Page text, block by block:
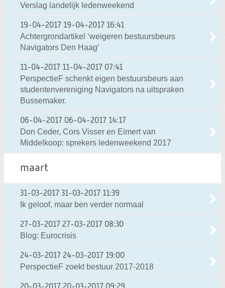
Verslag landelijk ledenweekend
19-04-2017 19-04-2017 16:41
Achtergrondartikel ‘weigeren bestuursbeurs
Navigators Den Haag’
11-04-2017 11-04-2017 07:41
PerspectieF schenkt eigen bestuursbeurs aan
studentenvereniging Navigators na uitspraken
Bussemaker.
06-04-2017 06-04-2017 14:17
Don Ceder, Cors Visser en Eimert van
Middelkoop: sprekers ledenweekend 2017
maart
31-03-2017 31-03-2017 11:39
Ik geloof, maar ben verder normaal
27-03-2017 27-03-2017 08:30
Blog: Eurocrisis
24-03-2017 24-03-2017 19:00
PerspectieF zoekt bestuur 2017-2018